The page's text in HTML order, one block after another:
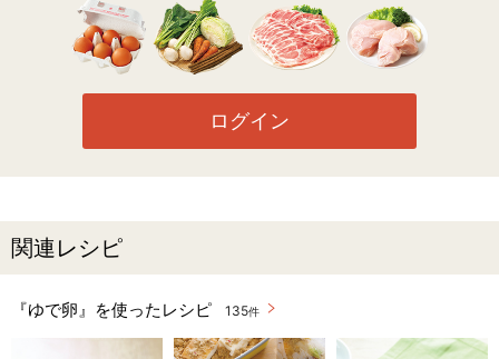
ログイン
関連レシピ
『ゆで卵』を使ったレシピ 135件